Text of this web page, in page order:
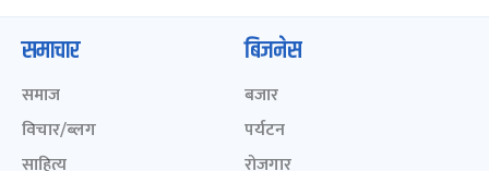
समाचार
समाज
विचार/ब्लग
साहित्य
बिजनेस
बजार
पर्यटन
रोजगार